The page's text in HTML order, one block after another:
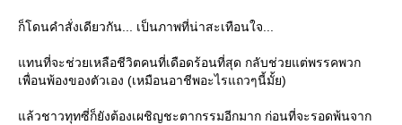
ก็โดนคำสั่งเดียวกัน... เป็นภาพที่น่าสะเทือนใจ...
ทนที่จะช่วยเหลือชีวิตคนที่เดือดร้อนที่สุด กลับช่วยแต่พรรคพวก
เพื่อนพ้องของตัวเอง (เหมือนอาชีพอะไรแถวๆนี้มั้ย)
ล้วชาวทุทซี่ก็ยังต้องเผชิญชะตากรรมอีกมาก ก่อนที่จะรอดพ้นจาก